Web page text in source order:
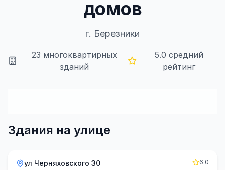
домов
г. Березники
23 многоквартирных
зданий
5.0 средний
рейтинг
Здания на улице
ул Черняховского 30
6.0